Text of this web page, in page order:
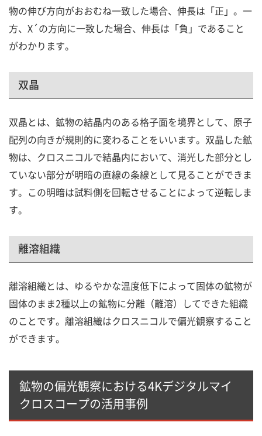
物の伸び方向がおおむね一致した場合、伸長は「正」。一
方、X´の方向に一致した場合、伸長は「負」であること
がわかります。
双晶
双晶とは、鉱物の結晶内のある格子面を境界として、原子
配列の向きが規則的に変わることをいいます。双晶した鉱
物は、クロスニコルで結晶内において、消光した部分とし
ていない部分が明暗の直線の条線として見ることができま
す。この明暗は試料側を回転させることによって逆転しま
す。
離溶組織
離溶組織とは、ゆるやかな温度低下によって固体の鉱物が
固体のまま2種以上の鉱物に分離（離溶）してできた組織
のことです。離溶組織はクロスニコルで偏光観察すること
ができます。
鉱物の偏光観察における4Kデジタルマイ
クロスコープの活用事例